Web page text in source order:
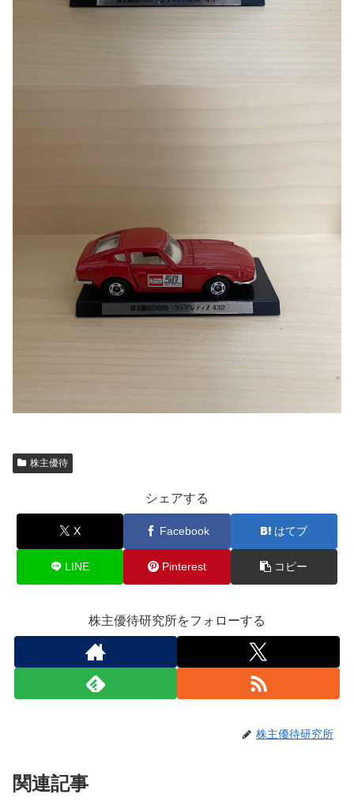
株主優待
シェアする
X Facebook はてブ
LINE Pinterest コピー
株主優待研究所をフォローする
株主優待研究所
関連記事